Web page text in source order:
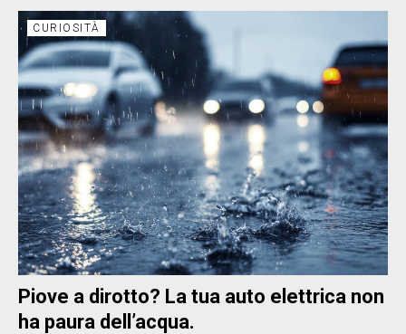
CURIOSITÀ
Piove a dirotto? La tua auto elettrica non
ha paura dell’acqua.